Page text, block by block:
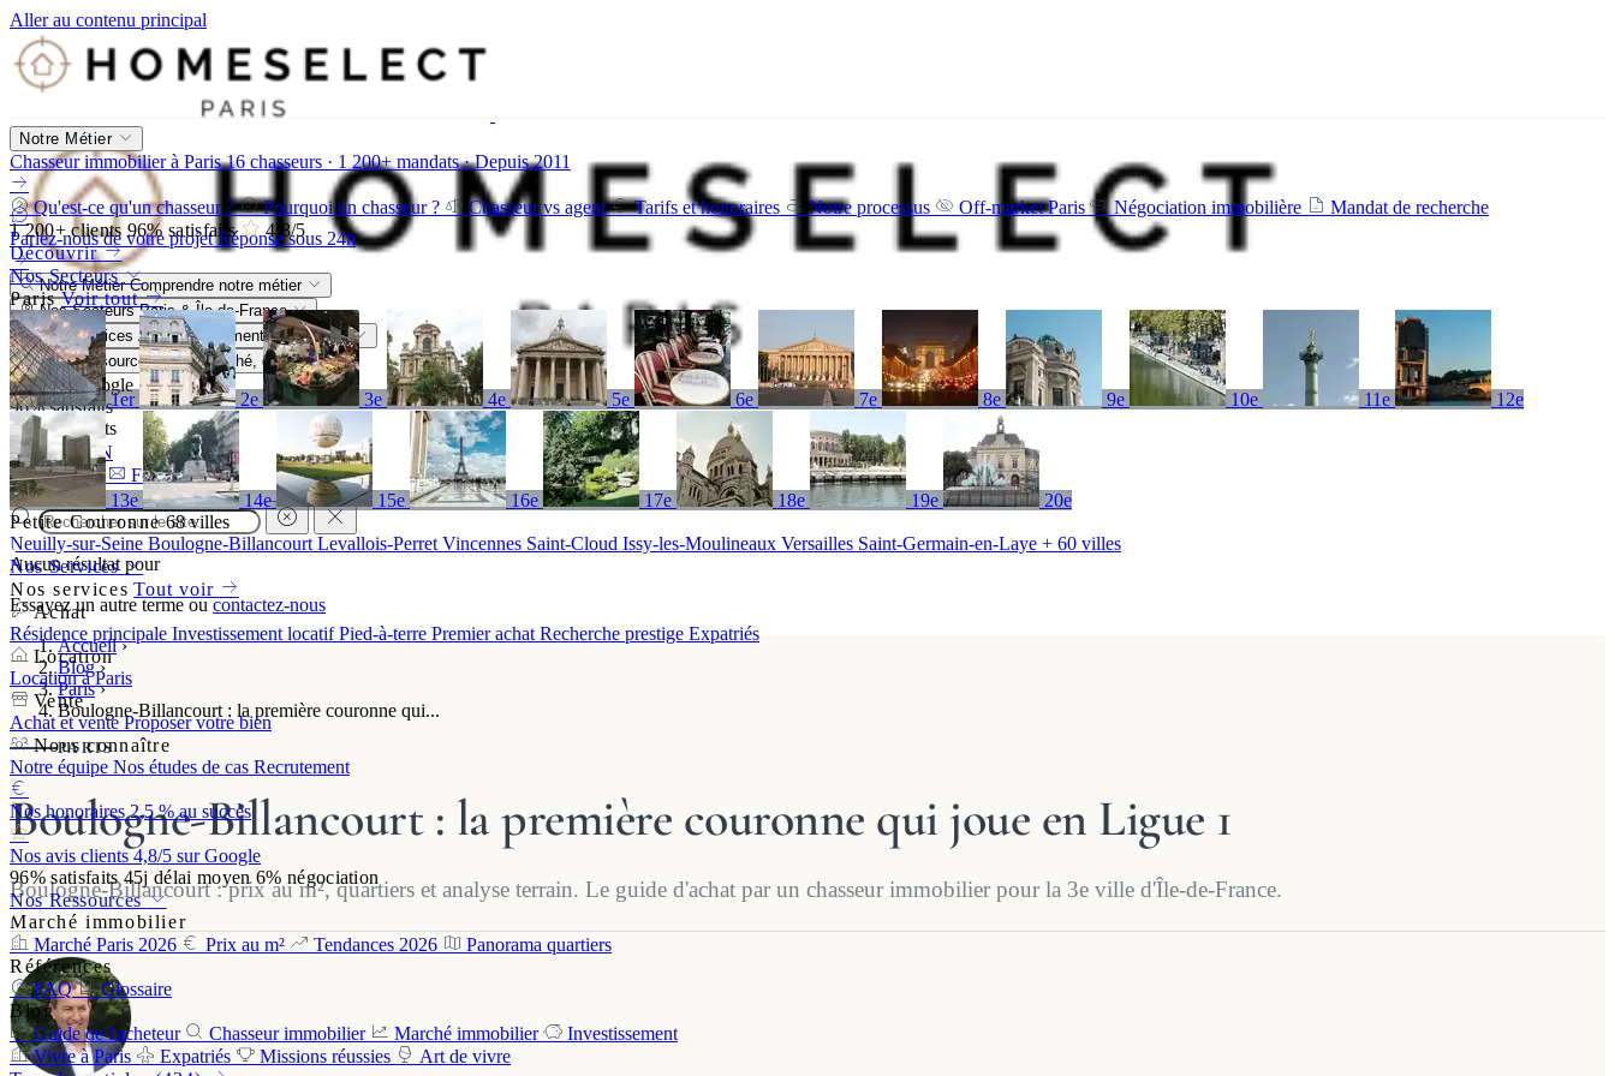
Aller au contenu principal
Notre Métier
Chasseur immobilier à Paris 16 chasseurs · 1 200+ mandats · Depuis 2011
Qu'est-ce qu'un chasseur ? Pourquoi un chasseur ? Chasseur vs agent Tarifs et honoraires Notre processus Off-market Paris Négociation immobilière
Mandat de recherche
1 200+clients 96%satisfaits 4,8/5
Découvrir
Nos Secteurs
Paris Voir tout
1er 2e 3e 4e 5e 6e 7e 8e 9e 10e 11e 12e
13e 14e 15e 16e 17e 18e 19e
20e
Petite Couronne 68 villes
Neuilly-sur-Seine Boulogne-Billancourt Levallois-Perret Vincennes Saint-Cloud Issy-les-Moulineaux Versailles Saint-Germain-en-Laye + 60 villes
Nos Services
Nos services Tout voir
Achat
Résidence principale Investissement locatifPied-à-terre Premier achat Recherche prestige Expatriés
Location
Location à Paris
Vente
Achat et venteProposer votre bien
Nous connaître
Notre équipe Nos études de cas Recrutement
Nos honoraires 2,5 % au succès
Nos avis clients 4,8/5 sur Google
96%satisfaits 45j délai moyen 6% négociation
Nos Ressources
Marché immobilier
Marché Paris 2026
Prix au m² Tendances 2026
Panorama quartiers
Références
FAQ
Glossaire
Blog
Guide de l'acheteur
Chasseur immobilier Marché immobilier
Investissement
Vivre à Paris
Expatriés Missions réussies
Art de vivre
Parlez-nous de votre projet Réponse sous 24h
Notre Métier Comprendre notre métier
Nos Secteurs Paris & Île-de-France
Nos Services Accompagnement sur-mesure
Nos Ressources Blog, marché, guides
4,8/5 Google
96% satisfaits
1 200+ clients
FR
EN
Appeler
Formulaire
Aucun résultat pour
Essayez un autre terme oucontactez-nous
Accueil ›
Blog ›
Paris ›
Boulogne-Billancourt : la première couronne qui...
PARIS
Boulogne-Billancourt : la première couronne qui joue en Ligue 1
Boulogne-Billancourt : prix au m², quartiers et analyse terrain. Le guide d'achat par un chasseur immobilier pour la 3e ville d'Île-de-France.